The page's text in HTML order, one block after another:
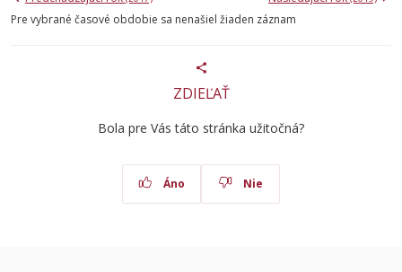
Pre vybrané časové obdobie sa nenašiel žiaden záznam
ZDIEĽAŤ
Bola pre Vás táto stránka užitočná?
Áno Nie